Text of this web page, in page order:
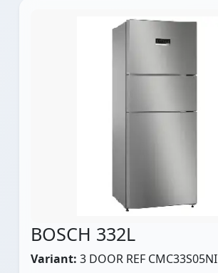
BOSCH 332L
Variant: 3 DOOR REF CMC33S05NI